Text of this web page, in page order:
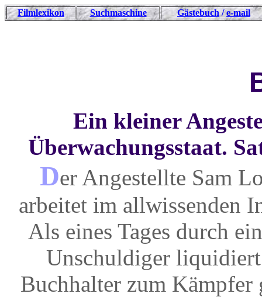
Filmlexikon Suchmaschine Gästebuch/e-mail
Ein kleiner
Überwachungsstaat.
Der Angestellte Sam
arbeitet im allwissenden
Als eines Tages durch
Unschuldiger
Buchhalter zum Kämpfer